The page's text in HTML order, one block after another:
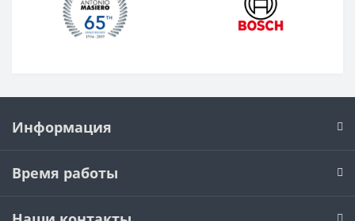
Информация
Время работы